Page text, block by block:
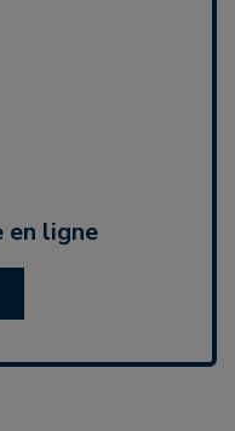
ligne